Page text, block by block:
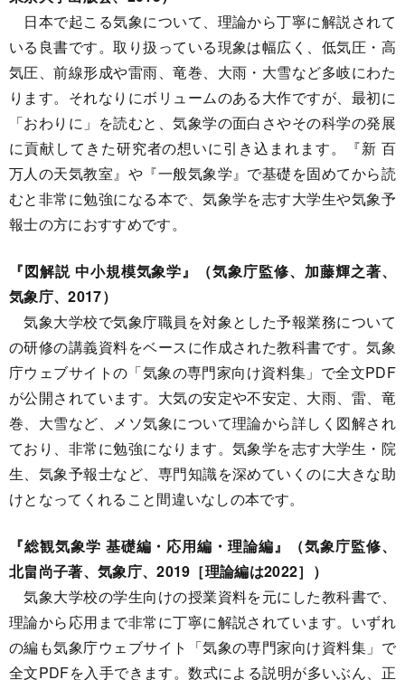
日本で起こる気象について、理論から丁寧に解説されて
いる良書です。取り扱っている現象は幅広く、低気圧・高
気圧、前線形成や雷雨、竜巻、大雨・大雪など多岐にわた
ります。それなりにボリュームのある大作ですが、最初に
「おわりに」を読むと、気象学の面白さやその科学の発展
に貢献してきた研究者の想いに引き込まれます。『新 百
万人の天気教室』や『一般気象学』で基礎を固めてから読
むと非常に勉強になる本で、気象学を志す大学生や気象予
報士の方におすすめです。
『図解説 中小規模気象学』（気象庁監修、加藤輝之著、
気象庁、2017）
気象大学校で気象庁職員を対象とした予報業務について
の研修の講義資料をベースに作成された教科書です。気象
庁ウェブサイトの「気象の専門家向け資料集」で全文PDF
が公開されています。大気の安定や不安定、大雨、雷、竜
巻、大雪など、メソ気象について理論から詳しく図解され
ており、非常に勉強になります。気象学を志す大学生・院
生、気象予報士など、専門知識を深めていくのに大きな助
けとなってくれること間違いなしの本です。
『総観気象学 基礎編・応用編・理論編』（気象庁監修、
北畠尚子著、気象庁、2019［理論編は2022］）
気象大学校の学生向けの授業資料を元にした教科書で、
理論から応用まで非常に丁寧に解説されています。いずれ
の編も気象庁ウェブサイト「気象の専門家向け資料集」で
全文PDFを入手できます。数式による説明が多いぶん、正